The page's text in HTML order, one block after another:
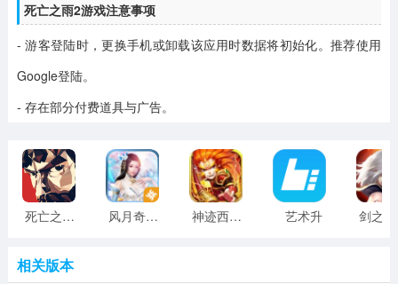
死亡之雨2游戏注意事项
- 游客登陆时，更换手机或卸载该应用时数据将初始化。推荐使用
Google登陆。
- 存在部分付费道具与广告。
死亡之雨2 1.0.13 安卓版 风月奇谈手游 神迹西游手游 艺术升
相关版本